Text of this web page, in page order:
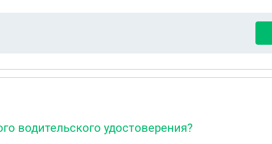
водительского удостоверения?